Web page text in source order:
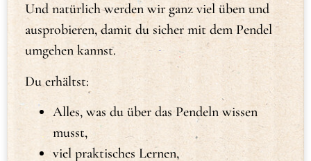
Und natürlich werden wir ganz viel üben und
ausprobieren, damit du sicher mit dem Pendel
umgehen kannst.
Du erhältst:
Alles, was du über das Pendeln wissen
musst,
viel praktisches Lernen,